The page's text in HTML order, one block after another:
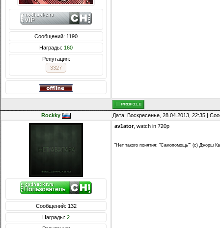
Сообщений: 1190
Награды: 160
Репутация:
3327
Rockky Дата: Воскресенье, 28.04.2013, 22:35 |
Сообщений: 132
Награды: 2
av1ator, watch in 720p
"Нет такого понятия: "Самопомощь"" (c) Джорш